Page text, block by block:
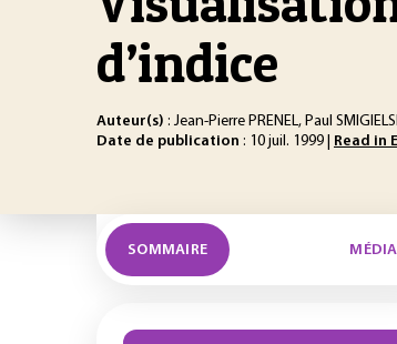
d’indice
Auteur(s) : Jean-Pierre PRENEL, Paul
Date de publication : 10 juil. 1999 | Read in
SOMMAIRE